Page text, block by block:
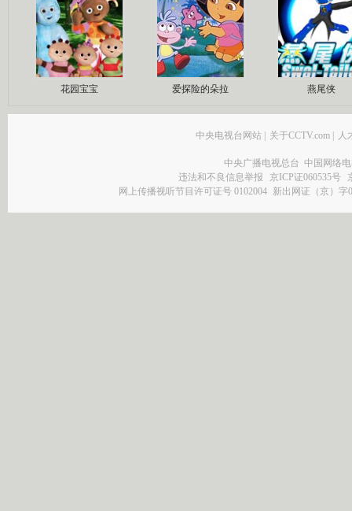
花园宝宝 爱探险的朵拉 燕尾侠
中央电视台网站 关于CCTV.com 人
中央广播电视总台 中国网络
违法和不良信息举报
京ICP证060535号
网上传播视听节目许可证号 0102004 新出网证（京）